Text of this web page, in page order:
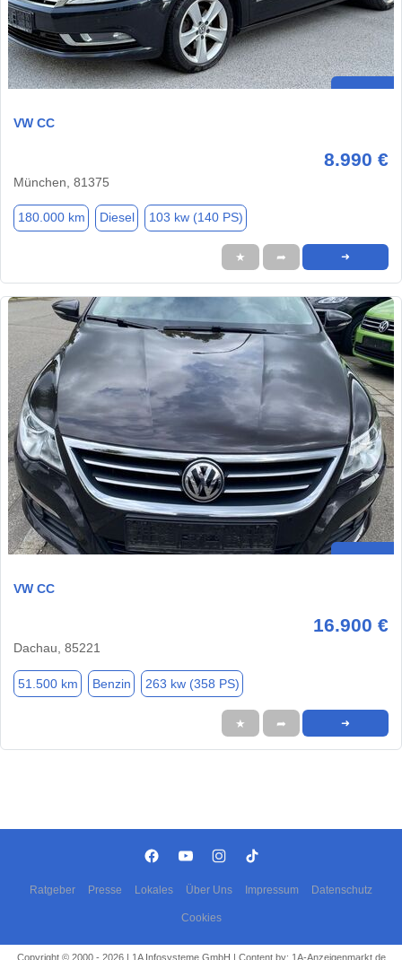
VW CC
8.990 €
München, 81375
180.000 km Diesel 103 kw (140 PS)
★ ➦ ➜
VW CC
16.900 €
Dachau, 85221
51.500 km Benzin 263 kw (358 PS)
★ ➦ ➜
Ratgeber Presse Lokales Über Uns Impressum Datenschutz
Cookies
Copyright © 2000 - 2026 | 1A Infosysteme GmbH | Content by: 1A-Anzeigenmarkt.de